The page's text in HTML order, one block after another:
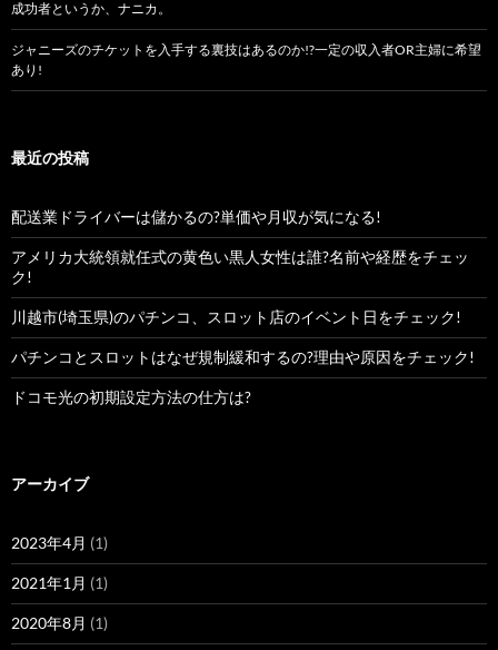
成功者というか、ナニカ。
ジャニーズのチケットを入手する裏技はあるのか!?一定の収入者OR主婦に希望
あり!
最近の投稿
配送業ドライバーは儲かるの?単価や月収が気になる!
アメリカ大統領就任式の黄色い黒人女性は誰?名前や経歴をチェッ
ク!
川越市(埼玉県)のパチンコ、スロット店のイベント日をチェック!
パチンコとスロットはなぜ規制緩和するの?理由や原因をチェック!
ドコモ光の初期設定方法の仕方は?
アーカイブ
2023年4月 (1)
2021年1月 (1)
2020年8月 (1)